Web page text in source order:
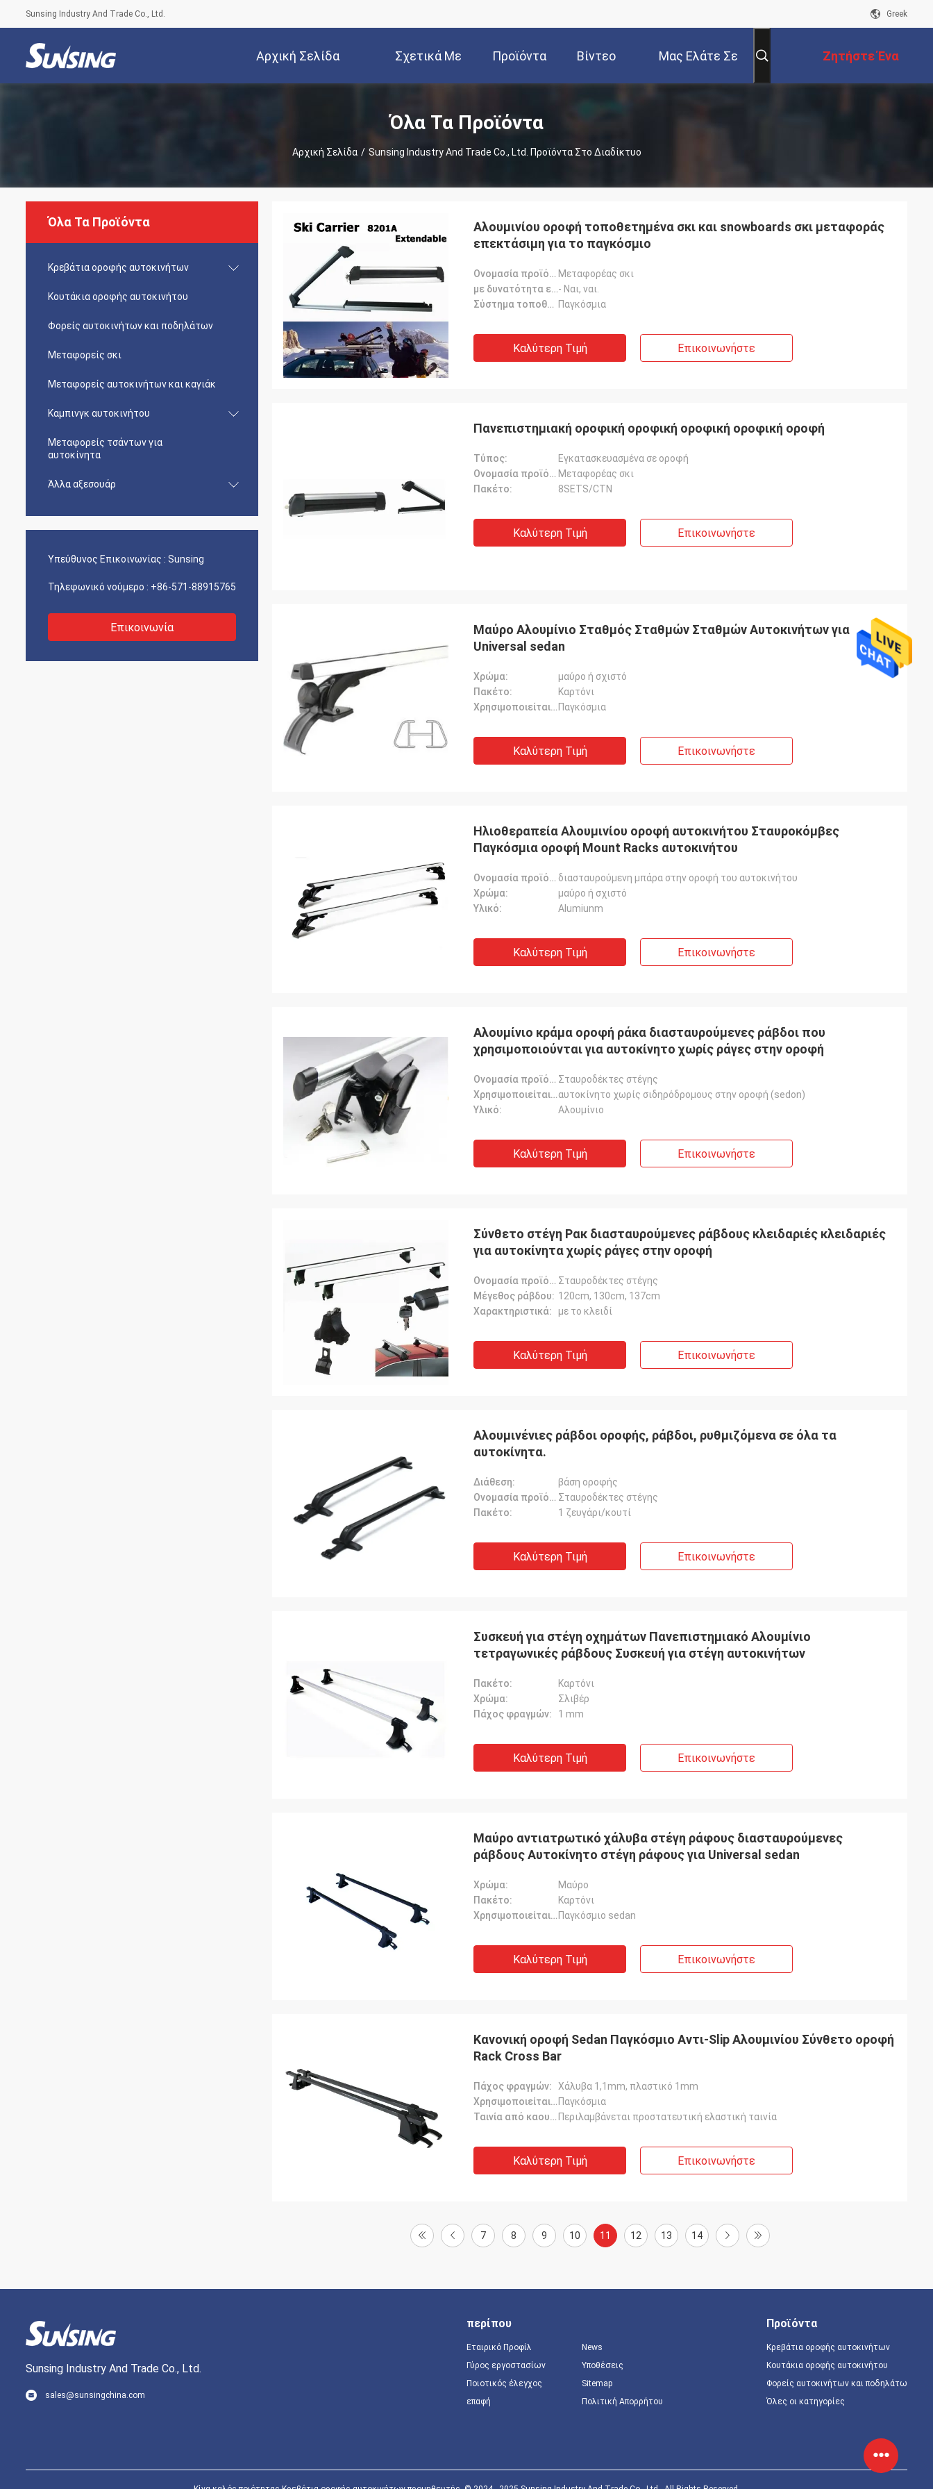
Sunsing Industry And Trade Co., Ltd. Greek
Αρχική Σελίδα Σχετικά Με
Εμάς
Προϊόντα Βίντεο Μας Ελάτε Σε Ζητήστε Ένα
Απόσπασμα
Όλα Τα Προϊόντα
Αρχική Σελίδα / Sunsing Industry And Trade Co., Ltd. Προϊόντα Στο Διαδίκτυο
Όλα Τα Προϊόντα
Κρεβάτια οροφής αυτοκινήτων
Κουτάκια οροφής αυτοκινήτου
Φορείς αυτοκινήτων και ποδηλάτων
Μεταφορείς σκι
Μεταφορείς αυτοκινήτων και καγιάκ
Καμπινγκ αυτοκινήτου
Μεταφορείς τσάντων για
αυτοκίνητα
Άλλα αξεσουάρ
Υπεύθυνος Επικοινωνίας : Sunsing
Τηλεφωνικό νούμερο : +86-571-88915765
Επικοινωνία
Αλουμινίου οροφή τοποθετημένα σκι και snowboards σκι μεταφοράς
επεκτάσιμη για το παγκόσμιο
Ονομασία προϊόντος: Μεταφορέας σκι
με δυνατότητα επέκτασης:- Ναι, ναι.
Σύστημα τοποθέτησης: Παγκόσμια
Καλύτερη Τιμή Επικοινωνήστε
Πανεπιστημιακή οροφική οροφική οροφική οροφική οροφή
Τύπος:
Εγκατασκευασμένα σε οροφή
Ονομασία προϊόντος: Μεταφορέας σκι
Πακέτο:
8SETS/CTN
Καλύτερη Τιμή Επικοινωνήστε
Μαύρο Αλουμίνιο Σταθμός Σταθμών Σταθμών Αυτοκινήτων για
Universal sedan
Χρώμα:
μαύρο ή σχιστό
Πακέτο:
Καρτόνι
Χρησιμοποιείται για: Παγκόσμια
Καλύτερη Τιμή Επικοινωνήστε
Ηλιοθεραπεία Αλουμινίου οροφή αυτοκινήτου Σταυροκόμβες
Παγκόσμια οροφή Mount Racks αυτοκινήτου
Ονομασία προϊόντος: διασταυρούμενη μπάρα στην οροφή του αυτοκινήτου
Χρώμα:
μαύρο ή σχιστό
Υλικό:
Alumiunm
Καλύτερη Τιμή Επικοινωνήστε
Αλουμίνιο κράμα οροφή ράκα διασταυρούμενες ράβδοι που
χρησιμοποιούνται για αυτοκίνητο χωρίς ράγες στην οροφή
Ονομασία προϊόντος: Σταυροδέκτες στέγης
Χρησιμοποιείται για:αυτοκίνητο χωρίς σιδηρόδρομους στην οροφή (sedon)
Υλικό:
Αλουμίνιο
Καλύτερη Τιμή Επικοινωνήστε
Σύνθετο στέγη Ρακ διασταυρούμενες ράβδους κλειδαριές κλειδαριές
για αυτοκίνητα χωρίς ράγες στην οροφή
Ονομασία προϊόντος: Σταυροδέκτες στέγης
Μέγεθος ράβδου: 120cm, 130cm, 137cm
Χαρακτηριστικά:
με το κλειδί
Καλύτερη Τιμή Επικοινωνήστε
Αλουμινένιες ράβδοι οροφής, ράβδοι, ρυθμιζόμενα σε όλα τα
αυτοκίνητα.
Διάθεση:
βάση οροφής
Ονομασία προϊόντος: Σταυροδέκτες στέγης
Πακέτο:
1 ζευγάρι/κουτί
Καλύτερη Τιμή Επικοινωνήστε
Συσκευή για στέγη οχημάτων Πανεπιστημιακό Αλουμίνιο
τετραγωνικές ράβδους Συσκευή για στέγη αυτοκινήτων
Πακέτο:
Καρτόνι
Χρώμα:
Σλιβέρ
Πάχος φραγμών:
1 mm
Καλύτερη Τιμή Επικοινωνήστε
Μαύρο αντιατρωτικό χάλυβα στέγη ράφους διασταυρούμενες
ράβδους Αυτοκίνητο στέγη ράφους για Universal sedan
Χρώμα:
Μαύρο
Πακέτο:
Καρτόνι
Χρησιμοποιείται για: Παγκόσμιο sedan
Καλύτερη Τιμή Επικοινωνήστε
Κανονική οροφή Sedan Παγκόσμιο Αντι-Slip Αλουμινίου Σύνθετο οροφή
Rack Cross Bar
Πάχος φραγμών:
Χάλυβα 1,1mm, πλαστικό 1mm
Χρησιμοποιείται για: Παγκόσμια
Ταινία από καουτσούκ: Περιλαμβάνεται προστατευτική ελαστική ταινία
Καλύτερη Τιμή Επικοινωνήστε
7 8 9 10 11 12 13 14
Sunsing Industry And Trade Co., Ltd.
sales@sunsingchina.com
περίπου
Εταιρικό Προφίλ
Γύρος εργοστασίων
Ποιοτικός έλεγχος
επαφή
News
Υποθέσεις
Sitemap
Πολιτική Απορρήτου
Προϊόντα
Κρεβάτια οροφής αυτοκινήτων
Κουτάκια οροφής αυτοκινήτου
Φορείς αυτοκινήτων και ποδηλάτων
Όλες οι κατηγορίες